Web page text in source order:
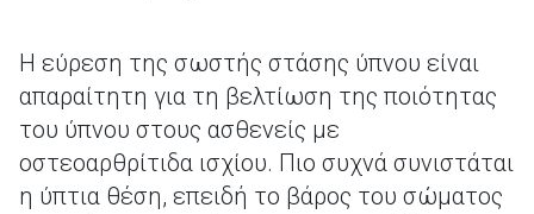
Η εύρεση της σωστής στάσης ύπνου είναι
απαραίτητη για τη βελτίωση της ποιότητας
του ύπνου στους ασθενείς με
οστεοαρθρίτιδα ισχίου. Πιο συχνά συνιστάται
η ύπτια θέση, επειδή το βάρος του σώματος